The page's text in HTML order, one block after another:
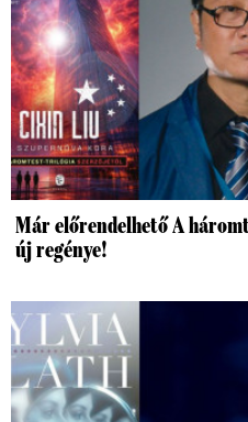
Már előrendelhető A
új regénye!